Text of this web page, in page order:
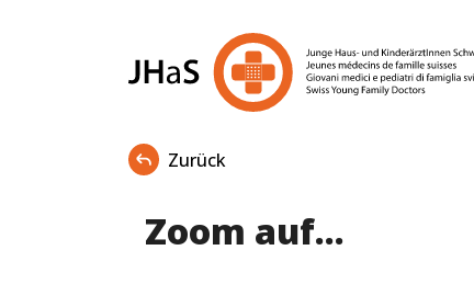
Zurück
Zoom auf...